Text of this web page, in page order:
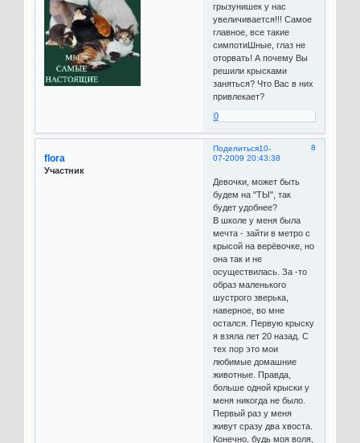
грызунишек у нас
увеличивается!!! Самое
главное, все такие
симпотиШные, глаз не
оторвать! А почему Вы
решили крысками
заняться? Что Вас в них
привлекает?
0
Поделиться 8
10-
07-2009 20:43:38
flora
Участник
Девочки, может быть
будем на "ТЫ", так
будет удобнее?
В школе у меня была
мечта - зайти в метро с
крысой на верёвочке, но
она так и не
осуществилась. За -то
образ маленького
шустрого зверька,
наверное, во мне
остался. Первую крыску
я взяла лет 20 назад. С
тех пор это мои
любимые домашние
животные. Правда,
больше одной крыски у
меня никогда не было.
Первый раз у меня
живут сразу два хвоста.
Конечно, будь моя воля,